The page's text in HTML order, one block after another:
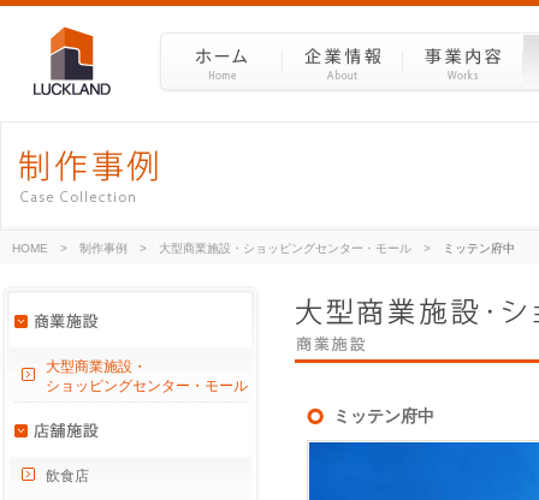
HOME > 制作事例 > 大型商業施設・ショッピングセンター・モール > ミッテン府中
ミッテン府中
大型商業施設・
ショッピングセンター・モール
飲食店